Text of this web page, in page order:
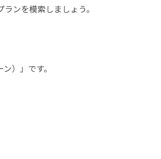
ンを模索しましょう。
）」です。